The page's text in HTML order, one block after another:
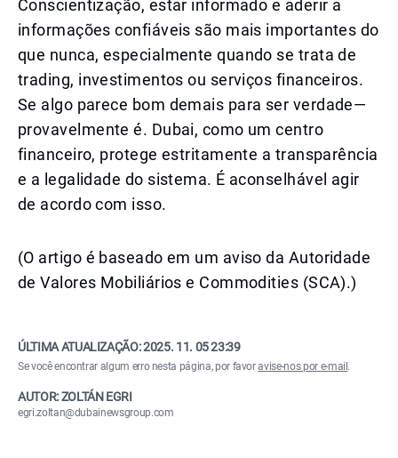
Conscientização, estar informado e aderir a
informações confiáveis são mais importantes do
que nunca, especialmente quando se trata de
trading, investimentos ou serviços financeiros.
Se algo parece bom demais para ser verdade—
provavelmente é. Dubai, como um centro
financeiro, protege estritamente a transparência
e a legalidade do sistema. É aconselhável agir
de acordo com isso.
(O artigo é baseado em um aviso da Autoridade
de Valores Mobiliários e Commodities (SCA).)
ÚLTIMA ATUALIZAÇÃO:2025. 11. 05 23:39
Se você encontrar algum erro nesta página, por favoravise-nos por e-mail .
AUTOR: ZOLTÁN EGRI
egri.zoltan@dubainewsgroup.com